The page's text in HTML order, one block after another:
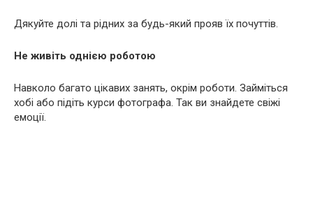
Дякуйте долі та рідних за будь-який прояв їх почуттів.
Не живіть однією роботою
Навколо багато цікавих занять, окрім роботи. Займіться
хобі або підіть курси фотографа. Так ви знайдете свіжі
емоції.